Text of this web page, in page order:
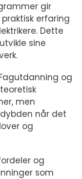
gir
erfaring
Dette
sine
og
men
når det
og
og
som